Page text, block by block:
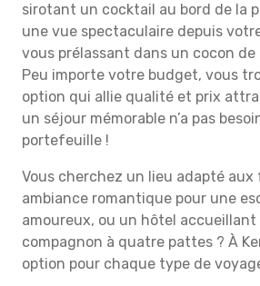
sirotant un cocktail au bord de la
une vue spectaculaire depuis
vous prélassant dans un cocon
Peu importe votre budget, vous
option qui allie qualité et prix
un séjour mémorable n’a pas
portefeuille !
Vous cherchez un lieu adapté aux
ambiance romantique pour une
amoureux, ou un hôtel
compagnon à quatre pattes ? À
option pour chaque type de